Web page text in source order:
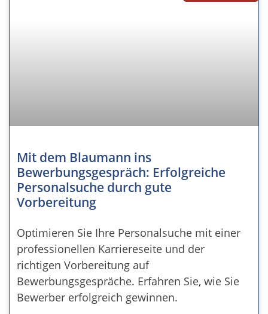
Mit dem Blaumann ins
Bewerbungsgespräch: Erfolgreiche
Personalsuche durch gute
Vorbereitung
Optimieren Sie Ihre Personalsuche mit einer
professionellen Karriereseite und der
richtigen Vorbereitung auf
Bewerbungsgespräche. Erfahren Sie, wie Sie
Bewerber erfolgreich gewinnen.